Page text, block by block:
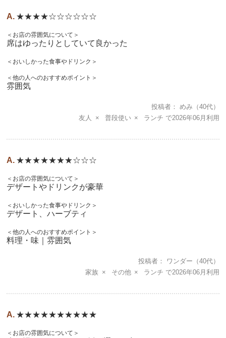
★★★★☆☆☆☆☆☆
＜お店の雰囲気について＞
席はゆったりとしていて良かった
＜おいしかった食事やドリンク＞
＜他の人へのおすすめポイント＞
雰囲気
投稿者 めみ （40代）
友人
普段使い ランチ 2026年06月
★★★★★★★☆☆☆
＜お店の雰囲気について＞
デザートやドリンクが豪華
＜おいしかった食事やドリンク＞
デザート、ハーブティ
＜他の人へのおすすめポイント＞
料理・味｜雰囲気
投稿者 ワンダー （40代）
家族
その他 ランチ 2026年06月
★★★★★★★★★★
＜お店の雰囲気について＞